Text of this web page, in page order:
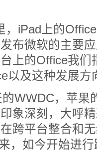
iPad上的Office
布微软的主要
上的Office我们
以及这种发展方
，苹果
象深刻，大呼
跨平台整合和
，如今开始进